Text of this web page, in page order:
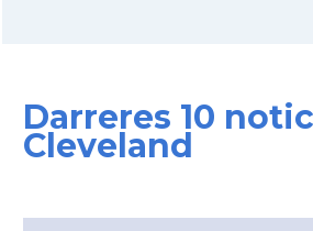
CAMON Catalans a
Darreres 10
Cleveland